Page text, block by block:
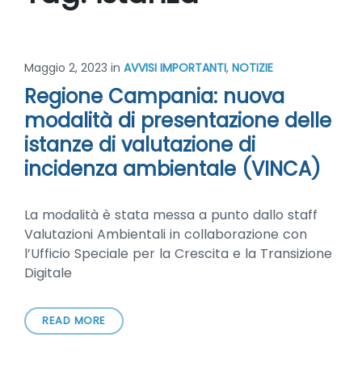
Maggio 2, 2023 in AVVISI IMPORTANTI, NOTIZIE
Regione Campania: nuova
modalità di presentazione delle
istanze di valutazione di
incidenza ambientale (VINCA)
La modalità è stata messa a punto dallo staff
Valutazioni Ambientali in collaborazione con
l’Ufficio Speciale per la Crescita e la Transizione
Digitale
READ MORE